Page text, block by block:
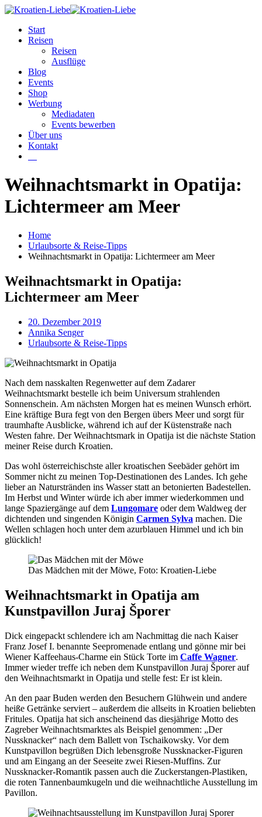
Start
Reisen
Reisen
Ausflüge
Blog
Events
Shop
Werbung
Mediadaten
Events bewerben
Über uns
Kontakt
Weihnachtsmarkt in Opatija:
Lichtermeer am Meer
Home
Urlaubsorte & Reise-Tipps
Weihnachtsmarkt in Opatija: Lichtermeer am Meer
Weihnachtsmarkt in Opatija:
Lichtermeer am Meer
20. Dezember 2019
Annika Senger
Urlaubsorte & Reise-Tipps
Nach dem nasskalten Regenwetter auf dem Zadarer
Weihnachtsmarkt bestelle ich beim Universum strahlenden
Sonnenschein. Am nächsten Morgen hat es meinen Wunsch erhört.
Eine kräftige Bura fegt von den Bergen übers Meer und sorgt für
traumhafte Ausblicke, während ich auf der Küstenstraße nach
Westen fahre. Der Weihnachtsmark in Opatija ist die nächste Station
meiner Reise durch Kroatien.
Das wohl österreichischste aller kroatischen Seebäder gehört im
Sommer nicht zu meinen Top-Destinationen des Landes. Ich gehe
lieber an Naturstränden ins Wasser statt an betonierten Badestellen.
Im Herbst und Winter würde ich aber immer wiederkommen und
lange Spaziergänge auf dem Lungomare oder dem Waldweg der
dichtenden und singenden Königin Carmen Sylva machen. Die
Wellen schlagen hoch unter dem azurblauen Himmel und ich bin
glücklich!
Das Mädchen mit der Möwe, Foto: Kroatien-Liebe
Weihnachtsmarkt in Opatija am
Kunstpavillon Juraj Šporer
Dick eingepackt schlendere ich am Nachmittag die nach Kaiser
Franz Josef I. benannte Seepromenade entlang und gönne mir bei
Wiener Kaffeehaus-Charme ein Stück Torte im Caffe Wagner.
Immer wieder treffe ich neben dem Kunstpavillon Juraj Šporer auf
den Weihnachtsmarkt in Opatija und stelle fest: Er ist klein.
An den paar Buden werden den Besuchern Glühwein und andere
heiße Getränke serviert – außerdem die allseits in Kroatien beliebten
Fritules. Opatija hat sich anscheinend das diesjährige Motto des
Zagreber Weihnachtsmarktes als Beispiel genommen: „Der
Nussknacker“ nach dem Ballett von Tschaikowsky. Vor dem
Kunstpavillon begrüßen Dich lebensgroße Nussknacker-Figuren
und am Eingang an der Seeseite zwei Riesen-Muffins. Zur
Nussknacker-Romantik passen auch die Zuckerstangen-Plastiken,
die roten Tannenbaumkugeln und die weihnachtliche Ausstellung im
Pavillon.